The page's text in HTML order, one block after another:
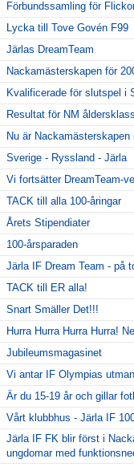
Förbundssamling för
Lycka till Tove Govén F99
Järlas DreamTeam
Nackamästerskapen för
Kvalificerade för slutspel i
Resultat för NM
Nu är
Sverige - Ryssland - Järla
Vi fortsätter DreamTeam-
TACK till alla 100-åringar
Årets Stipendiater
100-årsparaden
Järla IF Dream Team - på
TACK till ER alla!
Snart Smäller Det!!!
Hurra Hurra Hurra Hurra!
Jubileumsmagasinet
Vi antar IF Olympias
Är du 15-19 år och gillar
Vårt klubbhus - Järla IF
Järla IF FK blir först i
ungdomar med